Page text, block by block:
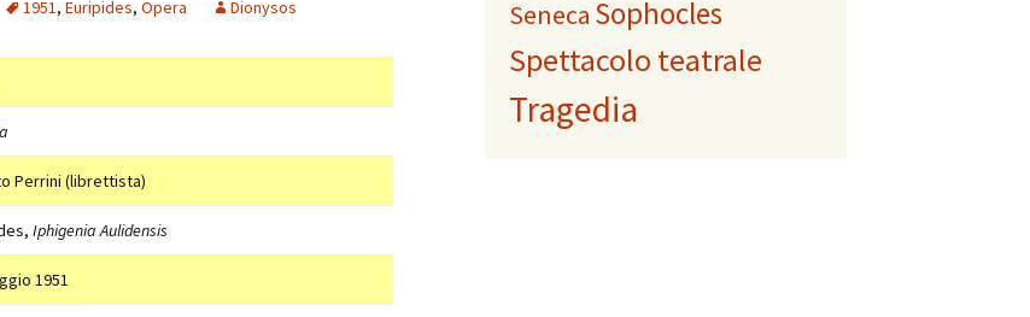
1951, Euripides, Opera Dionysos
Perrini (librettista)
Iphigenia Aulidensis
1951
Seneca Sophocles
Spettacolo teatrale
Tragedia